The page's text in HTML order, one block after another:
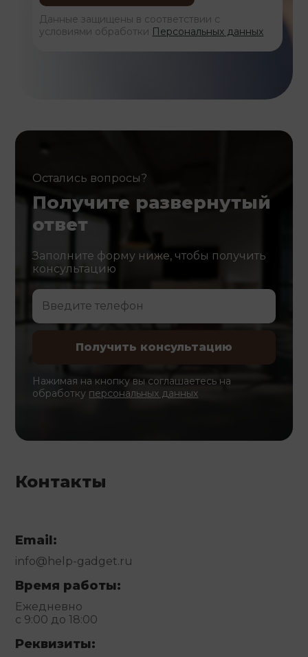
Данные защищены в соответствии с
условиями обработки Персональных данных
Остались вопросы?
Получите развернутый
ответ
Заполните форму ниже, чтобы получить
консультацию
Нажимая на кнопку вы соглашаетесь на
обработку персональных данных
Контакты
Email:
info@help-gadget.ru
Время работы:
Ежедневно
с 9:00 до 18:00
Реквизиты: